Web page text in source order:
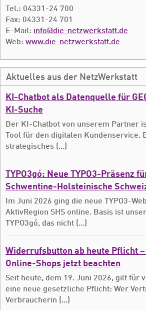
Tel.: 04331-24 700
Fax: 04331-24 701
E-Mail: info@die-netzwerkstatt.de
Web: www.die-netzwerkstatt.de
Aktuelles aus der NetzWerkstatt
KI-Chatbot als Datenquelle für
KI-Suche
Der KI-Chatbot von unserem Partner
Tool für den digitalen Kundenservice.
strategisches (...)
TYPO3gó: Neue TYPO3-Präsenz
Schwentine-Holsteinische
Im Juni 2026 ging die neue TYPO3-
AktivRegion SHS online. Basis ist
TYPO3gó, das nicht (...)
Widerrufsbutton ab heute Pflicht
Online-Shops jetzt beachten
Seit heute, dem 19. Juni 2026, gilt für
eine neue gesetzliche Pflicht: Wer
Verbraucherin (...)